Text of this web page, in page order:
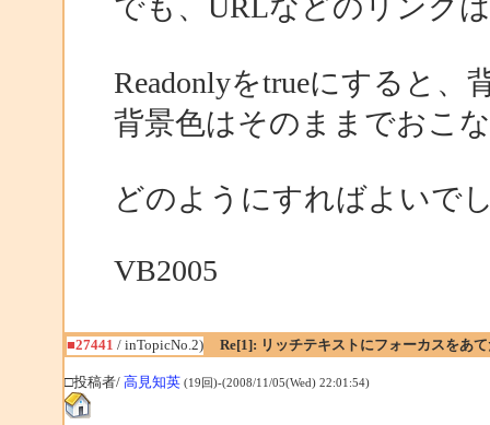
でも、URLなどのリンク
Readonlyをtrueにすると
背景色はそのままでおこ
どのようにすればよいで
VB2005
■27441 / inTopicNo.2) Re[1]: リッチテキストにフォーカスをあ
□投稿者/ 高見知英 (19回)-(2008/11/05(Wed) 22:01:54)